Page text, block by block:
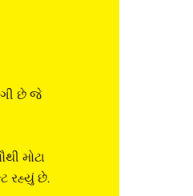
છે જે
મોટા
રહ્યું છે.